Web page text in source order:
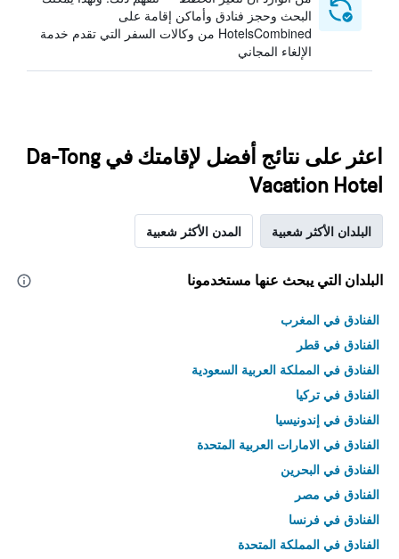
البحث وحجز فنادق وأماكن إقامة على
HotelsCombined من وكالات السفر التي تقدم خدمة
الإلغاء المجاني
اعثر على نتائج أفضل لإقامتك في Da-Tong
Vacation Hotel
البلدان الأكثر شعبية المدن الأكثر شعبية
البلدان التي يبحث عنها مستخدمونا
الفنادق في المغرب
الفنادق في قطر
الفنادق في المملكة العربية السعودية
الفنادق في تركيا
الفنادق في إندونيسيا
الفنادق في الامارات العربية المتحدة
الفنادق في البحرين
الفنادق في مصر
الفنادق في فرنسا
الفنادق في المملكة المتحدة